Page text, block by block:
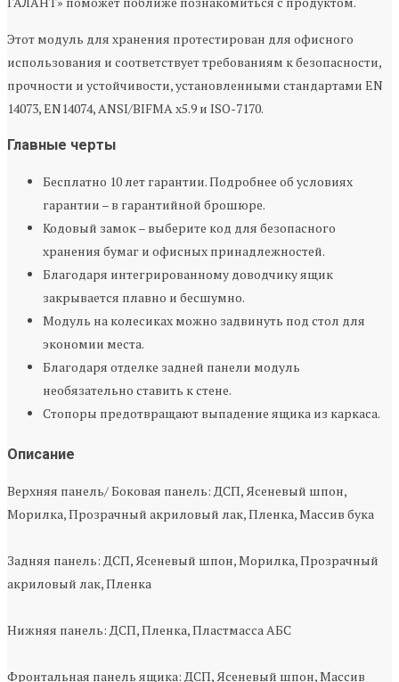
Этот модуль для хранения протестирован для офисного
использования и соответствует требованиям к безопасности,
прочности и устойчивости, установленными стандартами EN
14073, EN14074, ANSI/BIFMA x5.9 и ISO-7170.
Главные черты
Бесплатно 10 лет гарантии. Подробнее об условиях
гарантии – в гарантийной брошюре.
Кодовый замок – выберите код для безопасного
хранения бумаг и офисных принадлежностей.
Благодаря интегрированному доводчику ящик
закрывается плавно и бесшумно.
Модуль на колесиках можно задвинуть под стол для
экономии места.
Благодаря отделке задней панели модуль
необязательно ставить к стене.
Стопоры предотвращают выпадение ящика из каркаса.
Описание
Верхняя панель/ Боковая панель: ДСП, Ясеневый шпон,
Морилка, Прозрачный акриловый лак, Пленка, Массив бука
Задняя панель: ДСП, Ясеневый шпон, Морилка, Прозрачный
акриловый лак, Пленка
Нижняя панель: ДСП, Пленка, Пластмасса АБС
Фронтальная панель ящика: ДСП, Ясеневый шпон, Массив